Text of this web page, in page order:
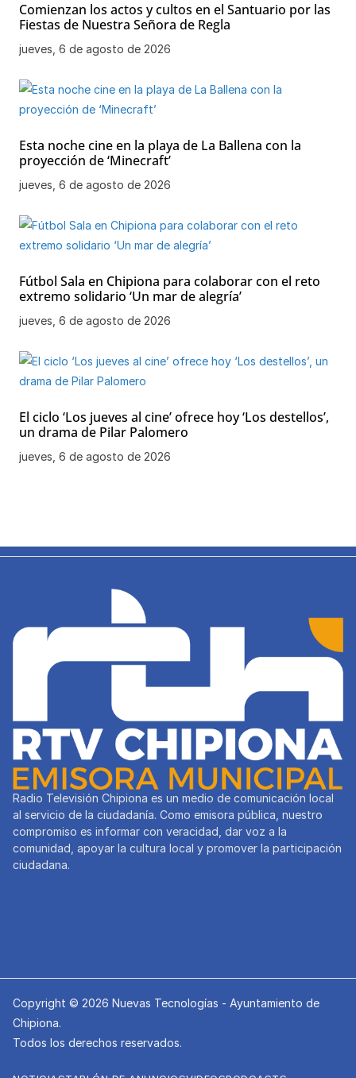
Comienzan los actos y cultos en el Santuario por las
Fiestas de Nuestra Señora de Regla
jueves, 6 de agosto de 2026
Esta noche cine en la playa de La Ballena con la
proyección de ‘Minecraft’
jueves, 6 de agosto de 2026
Fútbol Sala en Chipiona para colaborar con el reto
extremo solidario ‘Un mar de alegría’
jueves, 6 de agosto de 2026
El ciclo ‘Los jueves al cine’ ofrece hoy ‘Los destellos’,
un drama de Pilar Palomero
jueves, 6 de agosto de 2026
Radio Televisión Chipiona es un medio de comunicación local
al servicio de la ciudadanía. Como emisora pública, nuestro
compromiso es informar con veracidad, dar voz a la
comunidad, apoyar la cultura local y promover la participación
ciudadana.
Copyright © 2026 Nuevas Tecnologías - Ayuntamiento de
Chipiona.
Todos los derechos reservados.